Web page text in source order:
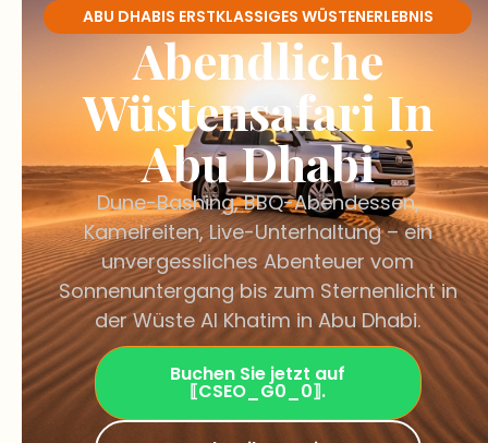
Abendliche
Wüstensafari In
Abu Dhabi
Dune-Bashing, BBQ-Abendessen,
Kamelreiten, Live-Unterhaltung – ein
unvergessliches Abenteuer vom
Sonnenuntergang bis zum Sternenlicht in
der Wüste Al Khatim in Abu Dhabi.
Buchen Sie jetzt auf
⟦CSEO_G0_0⟧.
Tourdetails anzeigen